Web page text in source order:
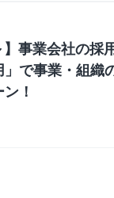
】事業会社の採
で事業・組織
！